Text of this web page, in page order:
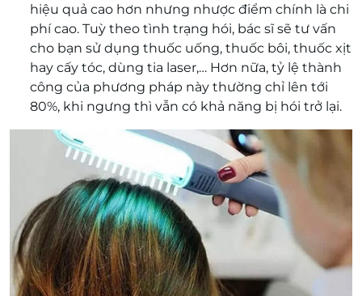
hiệu quả cao hơn nhưng nhược điểm chính là chi
phí cao. Tuỳ theo tình trạng hói, bác sĩ sẽ tư vấn
cho bạn sử dụng thuốc uống, thuốc bôi, thuốc xịt
hay cấy tóc, dùng tia laser,… Hơn nữa, tỷ lệ thành
công của phương pháp này thường chỉ lên tới
80%, khi ngưng thì vẫn có khả năng bị hói trở lại.